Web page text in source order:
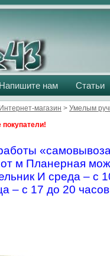
Напишите нам Статьи
Интернет-магазин > Умелым
м Планерная
И среда – с
– с 17 до 20 часов